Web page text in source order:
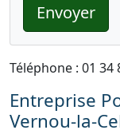
Envoyer
Téléphone : 01 34
Entreprise
Vernou-la-